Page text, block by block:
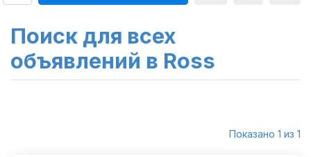
Поиск для всех
объявлений в Ross
Показано 1 из 1